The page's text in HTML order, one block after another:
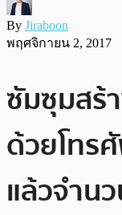
By Jiraboon
พฤศจิกายน 2, 2017
ซัมซุมสร้
ด้วยโทร
แล้วจำน